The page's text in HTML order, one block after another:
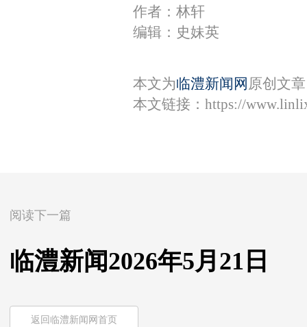
作者：林轩
编辑：史妹英
本文为临澧新闻网 原创文
本文链接： https://
阅读下一篇
临澧新闻2026年5月21日
返回临澧新闻网首页